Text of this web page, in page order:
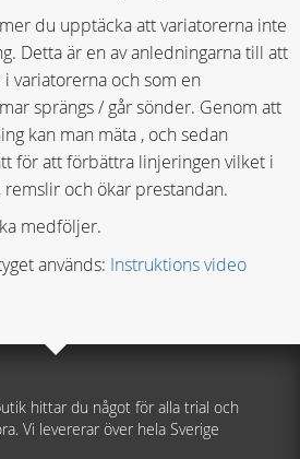
du upptäcka att variatorerna inte
Detta är en av anledningarna till att
variatorerna och som en
sprängs / går sönder. Genom att
kan man mäta , och sedan
för att förbättra linjeringen vilket i
och ökar prestandan.
medföljer.
används: Instruktions video
hittar du något för alla trial och
Vi levererar över hela Sverige